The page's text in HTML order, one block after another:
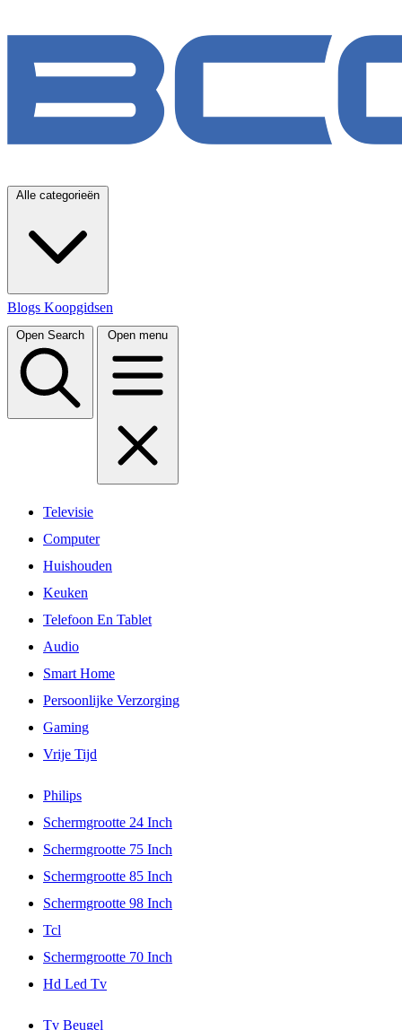
Alle categorieën
Blogs Koopgidsen
Open Search Open menu
Televisie
Computer
Huishouden
Keuken
Telefoon En Tablet
Audio
Smart Home
Persoonlijke Verzorging
Gaming
Vrije Tijd
Philips
Schermgrootte 24 Inch
Schermgrootte 75 Inch
Schermgrootte 85 Inch
Schermgrootte 98 Inch
Tcl
Schermgrootte 70 Inch
Hd Led Tv
Tv Beugel